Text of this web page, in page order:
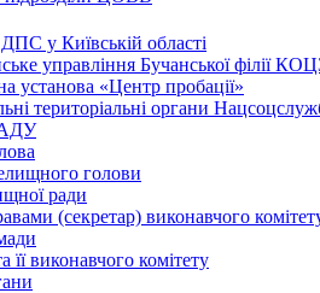
у Київській області
управління Бучанської філії
установа «Центр пробації»
територіальні органи
голови
ради
(секретар) виконавчого
її виконавчого комітету